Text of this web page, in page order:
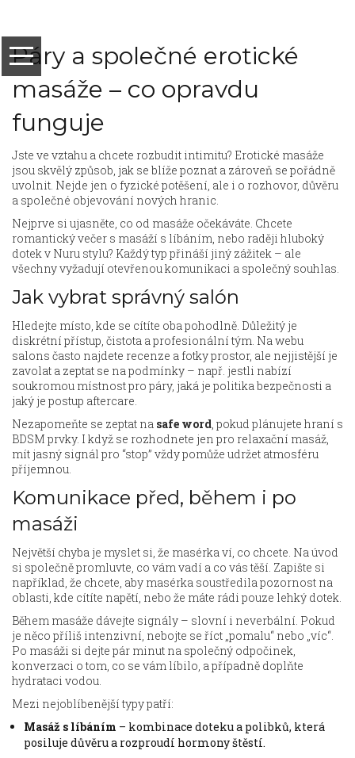
Páry a společné erotické
masáže – co opravdu
funguje
Jste ve vztahu a chcete rozbudit intimitu? Erotické masáže
jsou skvělý způsob, jak se blíže poznat a zároveň se pořádně
uvolnit. Nejde jen o fyzické potěšení, ale i o rozhovor, důvěru
a společné objevování nových hranic.
Nejprve si ujasněte, co od masáže očekáváte. Chcete
romantický večer s masáží s líbáním, nebo raději hluboký
dotek v Nuru stylu? Každý typ přináší jiný zážitek – ale
všechny vyžadují otevřenou komunikaci a společný souhlas.
Jak vybrat správný salón
Hledejte místo, kde se cítíte oba pohodlně. Důležitý je
diskrétní přístup, čistota a profesionální tým. Na webu
salons často najdete recenze a fotky prostor, ale nejjistější je
zavolat a zeptat se na podmínky – např. jestli nabízí
soukromou místnost pro páry, jaká je politika bezpečnosti a
jaký je postup aftercare.
Nezapomeňte se zeptat na safe word, pokud plánujete hraní s
BDSM prvky. I když se rozhodnete jen pro relaxační masáž,
mít jasný signál pro “stop” vždy pomůže udržet atmosféru
příjemnou.
Komunikace před, během i po
masáži
Největší chyba je myslet si, že masérka ví, co chcete. Na úvod
si společně promluvte, co vám vadí a co vás těší. Zapište si
například, že chcete, aby masérka soustředila pozornost na
oblasti, kde cítíte napětí, nebo že máte rádi pouze lehký dotek.
Během masáže dávejte signály – slovní i neverbální. Pokud
je něco příliš intenzivní, nebojte se říct „pomalu“ nebo „víc“.
Po masáži si dejte pár minut na společný odpočinek,
konverzaci o tom, co se vám líbilo, a případně doplňte
hydrataci vodou.
Mezi nejoblíbenější typy patří:
Masáž s líbáním – kombinace doteku a polibků, která
posiluje důvěru a rozproudí hormony štěstí.